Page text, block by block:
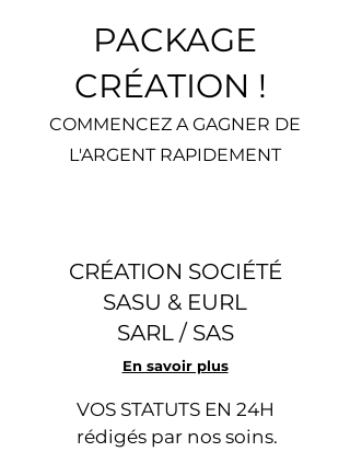
PACKAGE
CRÉATION !
COMMENCEZ A GAGNER DE
L'ARGENT RAPIDEMENT
CRÉATION SOCIÉTÉ
SASU & EURL
SARL / SAS
En savoir plus
VOS STATUTS EN 24H
rédigés par nos soins.